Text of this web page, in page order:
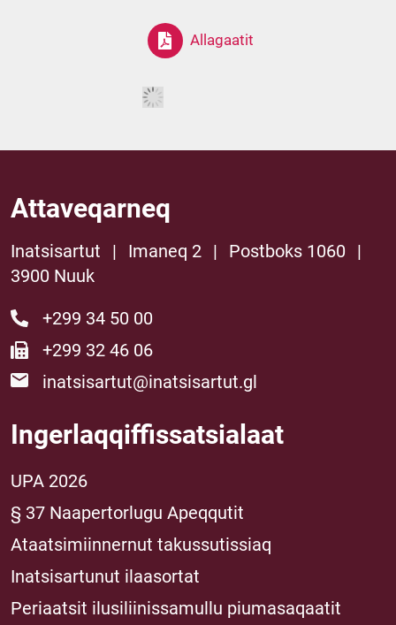
Allagaatit
Attaveqarneq
Inatsisartut | Imaneq 2 | Postboks 1060
|
3900 Nuuk
+299 34 50 00
+299 32 46 06
inatsisartut@inatsisartut.gl
Ingerlaqqiffissatsialaat
UPA 2026
§ 37 Naapertorlugu Apeqqutit
Ataatsimiinnernut takussutissiaq
Inatsisartunut ilaasortat
Periaatsit ilusiliinissamullu piumasaqaatit